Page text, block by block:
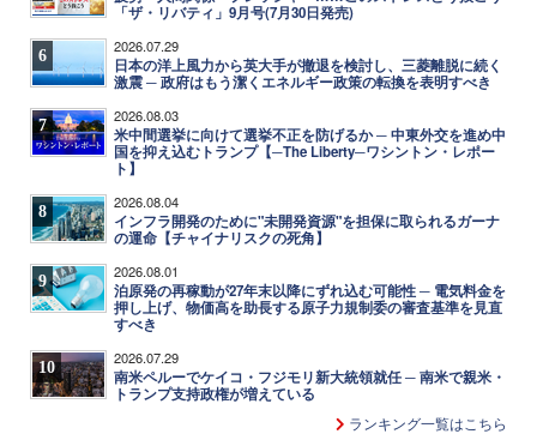
「ザ・リバティ」9月号(7月30日発売)
6 2026.07.29
日本の洋上風力から英大手が撤退を検討し、三菱離脱に続く
激震 ─ 政府はもう潔くエネルギー政策の転換を表明すべき
7 2026.08.03
米中間選挙に向けて選挙不正を防げるか ─ 中東外交を進め中
国を抑え込むトランプ【─The Liberty─ワシントン・レポー
ト】
8 2026.08.04
インフラ開発のために"未開発資源"を担保に取られるガーナ
の運命【チャイナリスクの死角】
9 2026.08.01
泊原発の再稼動が27年末以降にずれ込む可能性 ─ 電気料金を
押し上げ、物価高を助長する原子力規制委の審査基準を見直
すべき
10 2026.07.29
南米ペルーでケイコ・フジモリ新大統領就任 ─ 南米で親米・
トランプ支持政権が増えている
ランキング一覧はこちら